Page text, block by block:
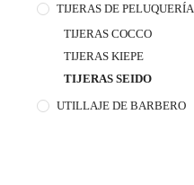
TIJERAS DE PELUQUERÍA
TIJERAS COCCO
TIJERAS KIEPE
TIJERAS SEIDO
UTILLAJE DE BARBERO